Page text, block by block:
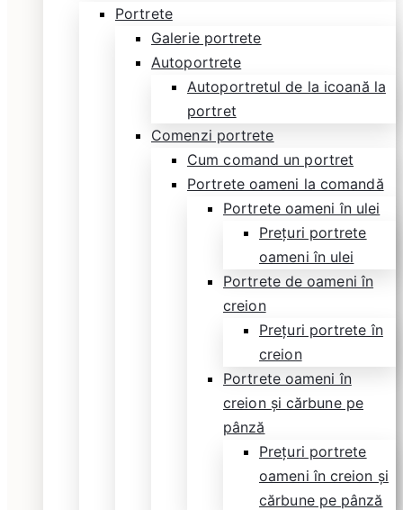
Portrete
Galerie portrete
Autoportrete
Autoportretul de la icoană la
portret
Comenzi portrete
Cum comand un portret
Portrete oameni la comandă
Portrete oameni în ulei
Prețuri portrete
oameni în ulei
Portrete de oameni în
creion
Prețuri portrete în
creion
Portrete oameni în
creion și cărbune pe
pânză
Prețuri portrete
oameni în creion și
cărbune pe pânză